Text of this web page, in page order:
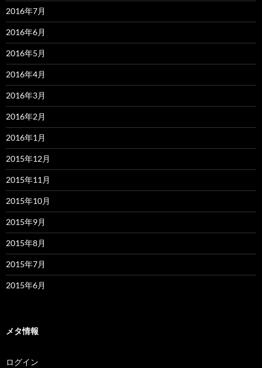
2016年7月
2016年6月
2016年5月
2016年4月
2016年3月
2016年2月
2016年1月
2015年12月
2015年11月
2015年10月
2015年9月
2015年8月
2015年7月
2015年6月
メタ情報
ログイン